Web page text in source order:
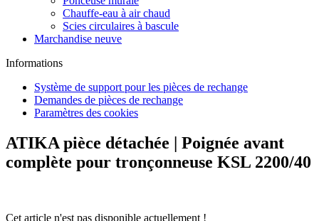
Scies circulaires à bascule
Marchandise neuve
Informations
Système de support pour les pièces de rechange
Demandes de pièces de rechange
Paramètres des cookies
ATIKA pièce détachée | Poignée avant
complète pour tronçonneuse KSL 2200/40
Avertissez-moi dès que l'article est disponible.